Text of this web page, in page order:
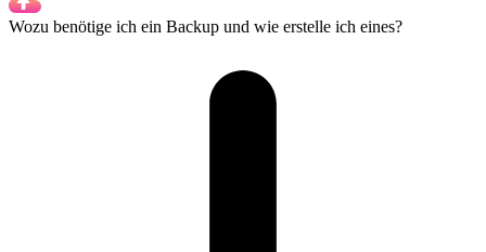
Wozu benötige ich ein Backup und wie erstelle ich eines?